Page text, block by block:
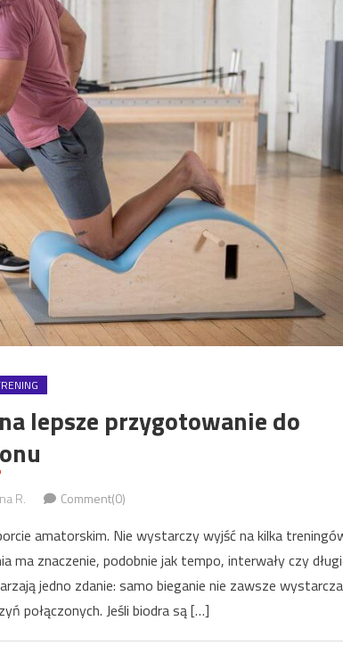
lepsze przygotowanie do
R. Comment(0)
amatorskim. Nie wystarczy wyjść na kilka
ma znaczenie, podobnie jak tempo, interwały czy
jedno zdanie: samo bieganie nie zawsze
połączonych. Jeśli biodra są […]